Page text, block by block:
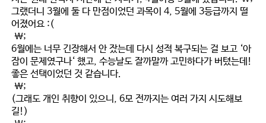
그랬더니 3월에 둘 다 만점이었던 과목이 4, 5월에 3등급까지 떨
어졌어요 :(
\;
6월에는 너무 긴장해서 안 잤는데 다시 성적 복구되는 걸 보고 ‘아
잠이 문제였구나‘ 했고, 수능날도 잘까말까 고민하다가 버텼는데!
좋은 선택이었던 것 같습니다.
\;
(그래도 개인 취향이 있으니, 6모 전까지는 여러 가지 시도해보
길!)